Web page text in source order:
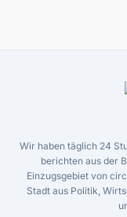
Wir haben täglich 24
berichten aus der
Einzugsgebiet von
Stadt aus Politik,